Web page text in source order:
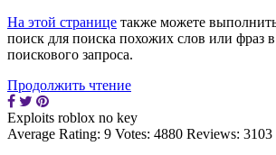
На этой странице также можете
поиск для поиска похожих слов или фраз
поискового запроса.
Продолжить чтение
Exploits roblox no key
Average Rating: 9 Votes: 4880 Reviews: 3103